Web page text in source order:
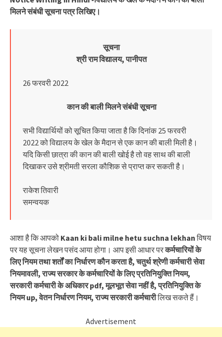
मिलने संबंधी सूचना पत्र लिखिए।
सूचना
श्री राम विद्यालय, पानीपत
26 फरवरी 2022
कान की बाली मिलने संबंधी सूचना
सभी विद्यार्थियों को सूचित किया जाता है कि दिनांक 25 फरवरी
2022 को विद्यालय के खेल के मैदान से एक कान की बाली मिली है।
यदि किसी छात्रा की कान की बाली खोई है तो वह साथ की बाली
दिखाकर उसे श्रीमती सरला कौशिक से प्राप्त कर सकती है।
राकेश तिवारी
समन्वयक
आशा है कि आपको Kaan ki bali milne hetu suchna lekhanविषय
पर यह सूचना लेखन पसंद आया होगा। आप इसी आधार परकर्मचारियों के
लिए नियम तथा शर्तों का निर्धारण कौन करता है, चतुर्थ श्रेणी कर्मचारी सेवा
नियमावली, राज्य सरकार के कर्मचारियों के लिए प्रतिनियुक्ति नियम,
सरकारी कर्मचारी के अधिकार pdf, मूलभूत सेवा नहीं है, प्रतिनियुक्ति के
नियम up, वेतन निर्धारण नियम, राज्य सरकारी कर्मचारीलिख सकते हैं।
Advertisement